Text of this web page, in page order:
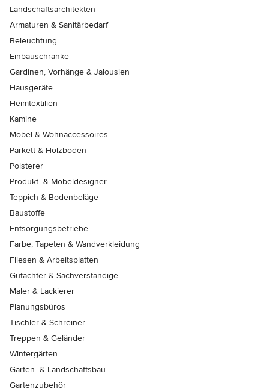
Landschaftsarchitekten
Armaturen & Sanitärbedarf
Beleuchtung
Einbauschränke
Gardinen, Vorhänge & Jalousien
Hausgeräte
Heimtextilien
Kamine
Möbel & Wohnaccessoires
Parkett & Holzböden
Polsterer
Produkt- & Möbeldesigner
Teppich & Bodenbeläge
Baustoffe
Entsorgungsbetriebe
Farbe, Tapeten & Wandverkleidung
Fliesen & Arbeitsplatten
Gutachter & Sachverständige
Maler & Lackierer
Planungsbüros
Tischler & Schreiner
Treppen & Geländer
Wintergärten
Garten- & Landschaftsbau
Gartenzubehör